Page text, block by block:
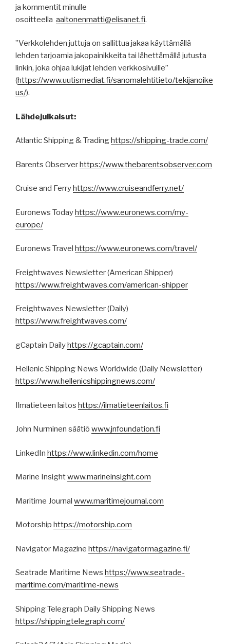
ja kommentit minulle
osoitteella aaltonenmatti@elisanet.fi.
”Verkkolehden juttuja on sallittua jakaa käyttämällä
lehden tarjoamia jakopainikkeita tai lähettämällä jutusta
linkin, joka ohjaa lukijat lehden verkkosivuille”
(https://www.uutismediat.fi/sanomalehtitieto/tekijanoike
us/).
Lähdejulkaisut:
Atlantic Shipping & Tradinghttps://shipping-trade.com/
Barents Observerhttps://www.thebarentsobserver.com
Cruise and Ferryhttps://www.cruiseandferry.net/
Euronews Todayhttps://www.euronews.com/my-
europe/
Euronews Travel https://www.euronews.com/travel/
Freightwaves Newsletter (American Shipper)
https://www.freightwaves.com/american-shipper
Freightwaves Newsletter (Daily)
https://www.freightwaves.com/
gCaptain Dailyhttps://gcaptain.com/
Hellenic Shipping News Worldwide (Daily Newsletter)
https://www.hellenicshippingnews.com/
Ilmatieteen laitos https://ilmatieteenlaitos.fi
John Nurminen säätiö www.jnfoundation.fi
LinkedIn https://www.linkedin.com/home
Marine Insightwww.marineinsight.com
Maritime Journal www.maritimejournal.com
Motorship https://motorship.com
Navigator Magazine https://navigatormagazine.fi/
Seatrade Maritime News https://www.seatrade-
maritime.com/maritime-news
Shipping Telegraph Daily Shipping News
https://shippingtelegraph.com/